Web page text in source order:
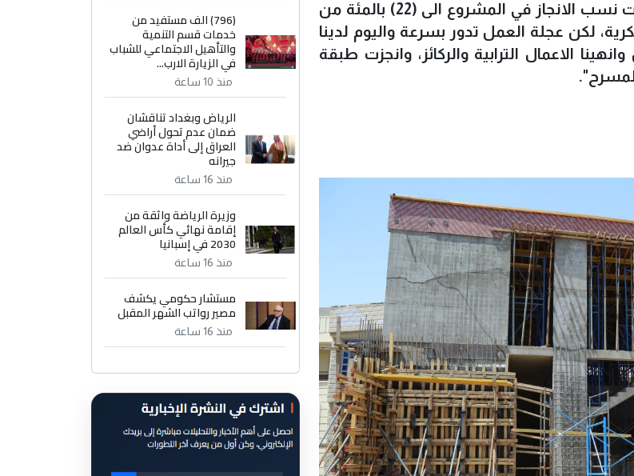
واخيه ابي الفضل العباس (عليهما السلام)، وقد وصات نسب الانجاز في المشروع الى (22) بالمئة من
لكن عجلة العمل تدور بسرعة واليوم لدينا
الاعمال الترابية والركائز، وانجزت طبقة
(796) الف مستفيد من
خدمات قسم التنمية
والتأهيل الاجتماعي للشباب
في الزيارة الارب...
منذ 10 ساعة
الرياض وبغداد تناقشان
ضمان عدم تحول أراضي
العراق إلى أداة عدوان ضد
جيرانه
منذ 16 ساعة
وزيرة الرياضة واثقة من
إقامة نهائي كأس العالم
2030 في إسبانيا
منذ 16 ساعة
مستشار حكومي يكشف
مصير رواتب الشهر المقبل
منذ 16 ساعة